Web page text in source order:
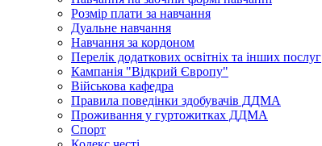
Розмір плати за навчання
Дуальне навчання
Навчання за кордоном
Перелік додаткових освітніх та інших послуг
Кампанія "Відкрий Європу"
Військова кафедра
Правила поведінки здобувачів ДДМА
Проживання у гуртожитках ДДМА
Спорт